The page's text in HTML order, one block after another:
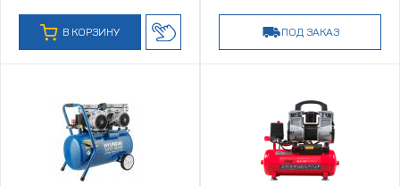
В КОРЗИНУ ПОД ЗАКАЗ